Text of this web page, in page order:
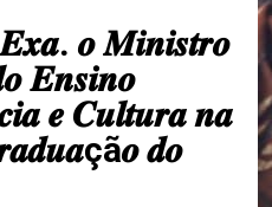
𝒐 𝑴𝒊𝒏𝒊𝒔𝒕𝒓𝒐
𝑬𝒏𝒔𝒊𝒏𝒐
𝒆 𝑪𝒖𝒍𝒕𝒖𝒓𝒂 𝒏𝒂
𝒅𝒐